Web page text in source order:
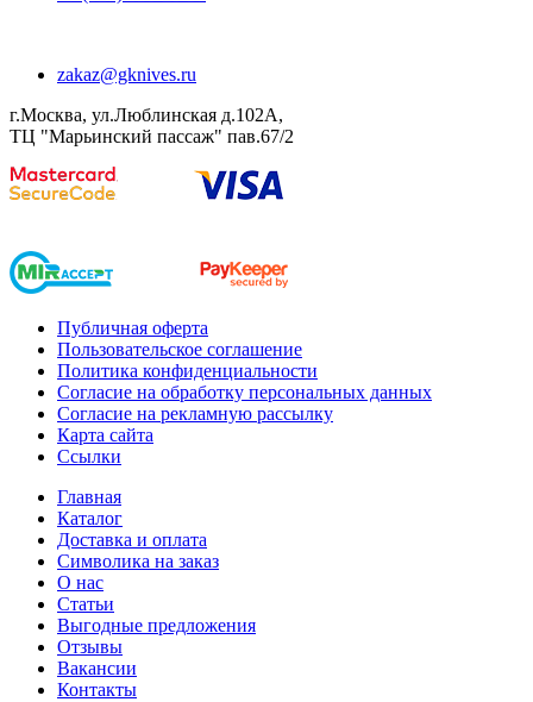
zakaz@gknives.ru
г.Москва, ул.Люблинская д.102А,
ТЦ "Марьинский пассаж" пав.67/2
Публичная оферта
Пользовательское соглашение
Политика конфиденциальности
Согласие на обработку персональных данных
Согласие на рекламную рассылку
Карта сайта
Ссылки
Главная
Каталог
Доставка и оплата
Символика на заказ
О нас
Статьи
Выгодные предложения
Отзывы
Вакансии
Контакты